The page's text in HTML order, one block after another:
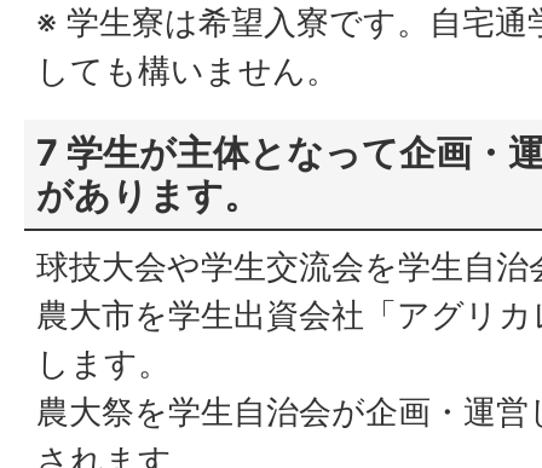
※ 学生寮は希望入寮です。自宅
しても構いません。
7 学生が主体となって企画・
があります。
球技大会や学生交流会を学生自
農大市を学生出資会社「アグリ
します。
農大祭を学生自治会が企画・運